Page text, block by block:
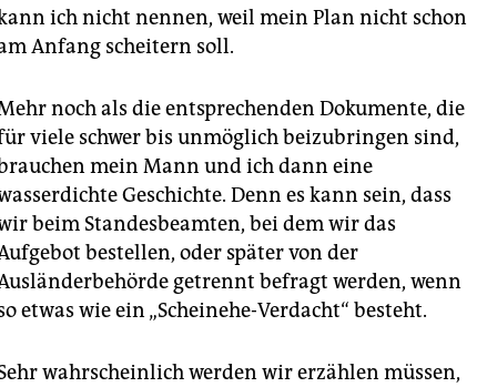
ich nicht nennen, weil mein Plan nicht schon
Anfang scheitern soll.
noch als die entsprechenden Dokumente, die
viele schwer bis unmöglich beizubringen sind,
mein Mann und ich dann eine
Geschichte. Denn es kann sein, dass
beim Standesbeamten, bei dem wir das
bestellen, oder später von der
getrennt befragt werden, wenn
etwas wie ein „Scheinehe-Verdacht“ besteht.
wahrscheinlich werden wir erzählen müssen,